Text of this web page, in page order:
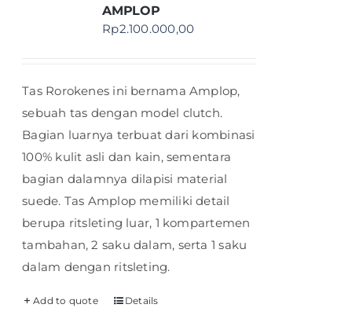
AMPLOP
Rp2.100.000,00
Tas Rorokenes ini bernama Amplop,
sebuah tas dengan model clutch.
Bagian luarnya terbuat dari kombinasi
100% kulit asli dan kain, sementara
bagian dalamnya dilapisi material
suede. Tas Amplop memiliki detail
berupa ritsleting luar, 1 kompartemen
tambahan, 2 saku dalam, serta 1 saku
dalam dengan ritsleting.
Add to quote Details